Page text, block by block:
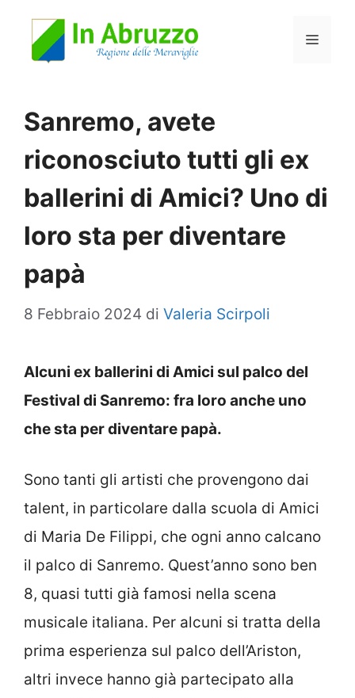
Menu
Sanremo, avete
riconosciuto tutti gli ex
ballerini di Amici? Uno di
loro sta per diventare
papà
8 Febbraio 2024 di Valeria Scirpoli
Alcuni ex ballerini di Amici sul palco del
Festival di Sanremo: fra loro anche uno
che sta per diventare papà.
Sono tanti gli artisti che provengono dai
talent, in particolare dalla scuola di Amici
di Maria De Filippi, che ogni anno calcano
il palco di Sanremo. Quest’anno sono ben
8, quasi tutti già famosi nella scena
musicale italiana. Per alcuni si tratta della
prima esperienza sul palco dell’Ariston,
altri invece hanno già partecipato alla